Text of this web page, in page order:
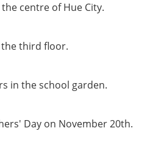
centre of Hue City.
third floor.
in the school garden.
Day on November 20th.